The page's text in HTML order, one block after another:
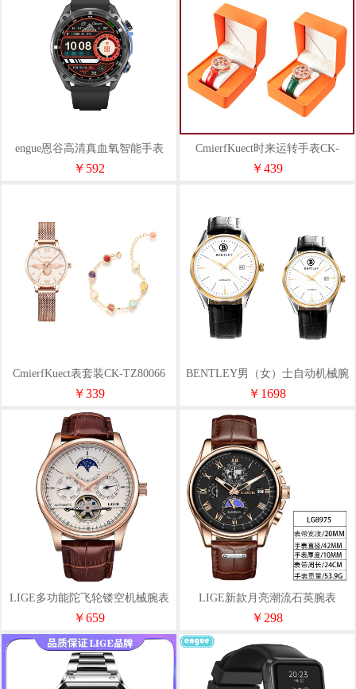
engue恩谷高清真血氧智能手表
EG-TL10S
￥592
CmierfKuect时来运转手表CK-
6813L
￥439
CmierfKuect表套装CK-TZ80066
￥339
BENTLEY男（女）士自动机械腕
表BL-522MA
￥1698
LIGE多功能陀飞轮镂空机械腕表
LG6826
￥659
LIGE新款月亮潮流石英腕表
LG8975
￥298